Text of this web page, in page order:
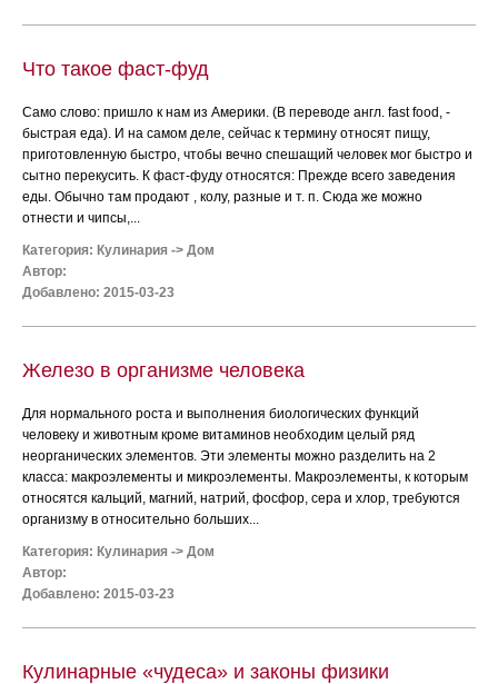
Что такое фаст-фуд
Само слово: пришло к нам из Америки. (В переводе англ. fast food, -
быстрая еда). И на самом деле, сейчас к термину относят пищу,
приготовленную быстро, чтобы вечно спешащий человек мог быстро и
сытно перекусить. К фаст-фуду относятся: Прежде всего заведения
еды. Обычно там продают , колу, разные и т. п. Сюда же можно
отнести и чипсы,...
Категория: Кулинария -> Дом
Автор:
Добавлено: 2015-03-23
Железо в организме человека
Для нормального роста и выполнения биологических функций
человеку и животным кроме витаминов необходим целый ряд
неорганических элементов. Эти элементы можно разделить на 2
класса: макроэлементы и микроэлементы. Макроэлементы, к которым
относятся кальций, магний, натрий, фосфор, сера и хлор, требуются
организму в относительно больших...
Категория: Кулинария -> Дом
Автор:
Добавлено: 2015-03-23
Кулинарные «чудеса» и законы физики